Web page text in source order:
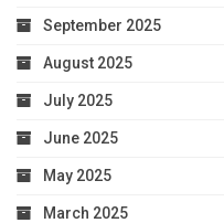
September 2025
August 2025
July 2025
June 2025
May 2025
March 2025